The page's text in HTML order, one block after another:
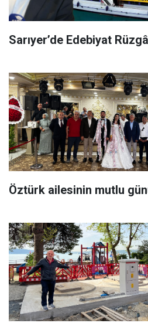
Sarıyer’de Edebiyat
Öztürk ailesinin mutlu